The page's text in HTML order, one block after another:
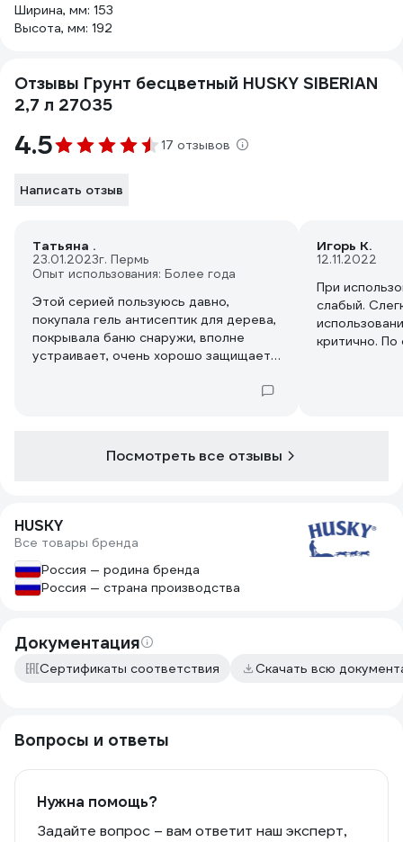
Ширина, мм: 153
Высота, мм: 192
Отзывы Грунт бесцветный HUSKY SIBERIAN
2,7 л 27035
4.5 17 отзывов
Написать отзыв
Татьяна .
23.01.2023г. Пермь
Опыт использования: Более года
Этой серией пользуюсь давно,
покупала гель антисептик для дерева,
покрывала баню снаружи, вполне
устраивает, очень хорошо защищает
Игорь К.
12.11.2022
При
слабый.
критично. По
Посмотреть все отзывы
HUSKY
Все товары бренда
Россия — родина бренда
Россия — страна производства
Документация
Сертификаты соответствия Скачать всю
Вопросы и ответы
Нужна помощь?
Задайте вопрос – вам ответит наш эксперт,